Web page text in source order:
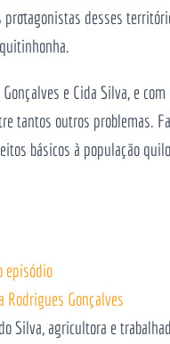
desses
Gonçalves e Cida Silva, e
tantos outros problemas.
básicos à população
episódio
Rodrigues Gonçalves
Silva, agricultora e